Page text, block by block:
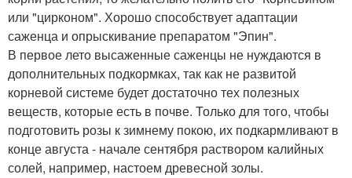
или "цирконом". Хорошо способствует адаптации
саженца и опрыскивание препаратом "Эпин".
В первое лето высаженные саженцы не нуждаются в
дополнительных подкормках, так как не развитой
корневой системе будет достаточно тех полезных
веществ, которые есть в почве. Только для того, чтобы
подготовить розы к зимнему покою, их подкармливают в
конце августа - начале сентября раствором калийных
солей, например, настоем древесной золы.